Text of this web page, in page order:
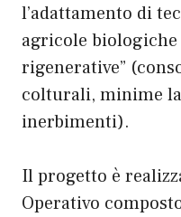
l’adattamento di
agricole biologiche
rigenerative”
colturali, minime
inerbimenti).
Il progetto è
Operativo